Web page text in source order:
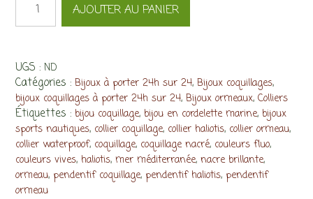
Collier
petit
ormeau,
bouts
de
couleurs
vives
AJOUTER AU PANIER
UGS : ND
Catégories : Bijoux à porter 24h sur 24, Bijoux coquillages,
bijoux coquillages à porter 24h sur 24, Bijoux ormeaux, Colliers
Étiquettes : bijou coquillage, bijou en cordelette marine, bijoux
sports nautiques, collier coquillage, collier haliotis, collier ormeau,
collier waterproof, coquillage, coquillage nacré, couleurs fluo,
couleurs vives, haliotis, mer méditerranée, nacre brillante,
ormeau, pendentif coquillage, pendentif haliotis, pendentif
ormeau